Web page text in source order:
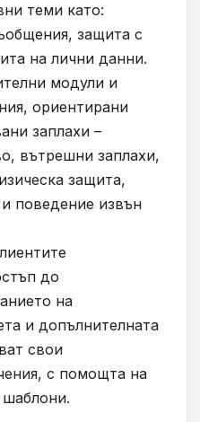
теми като:
защита с
на лични данни.
модули и
ориентирани
заплахи –
вътрешни заплахи,
защита,
поведение извън
до
на
и допълнителната
свои
с помощта на
шаблони.